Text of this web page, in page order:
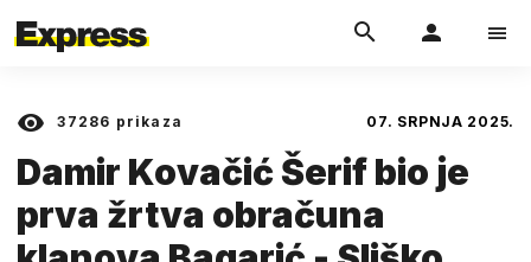
37286 prikaza 07. SRPNJA 2025.
Damir Kovačić Šerif bio je
prva žrtva obračuna